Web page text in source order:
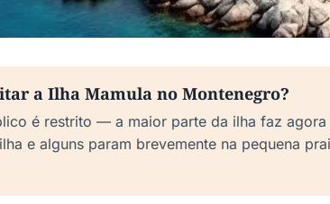
a Ilha Mamula no Montenegro?
é restrito — a maior parte da ilha faz
e alguns param brevemente na pequena